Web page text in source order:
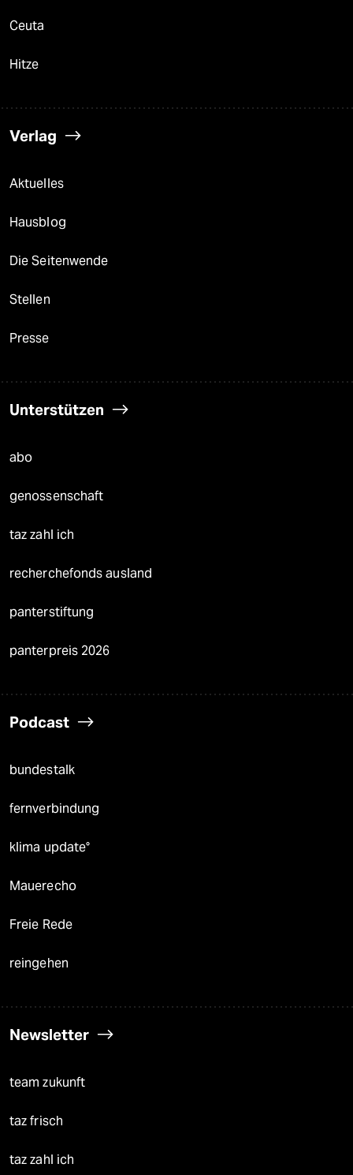
Ceuta
Hitze
Verlag
Aktuelles
Hausblog
Die Seitenwende
Stellen
Presse
Unterstützen
abo
genossenschaft
taz zahl ich
recherchefonds ausland
panterstiftung
panterpreis 2026
Podcast
bundestalk
fernverbindung
klima update°
Mauerecho
Freie Rede
reingehen
Newsletter
team zukunft
taz frisch
taz zahl ich